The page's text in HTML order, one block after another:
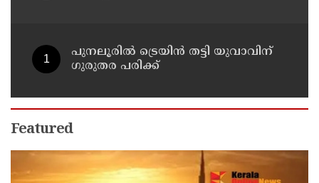
പുനലൂരിൽ ട്രെയിൻ തട്ടി യുവാവിന്
ഗുരുതര പരിക്ക്
Featured